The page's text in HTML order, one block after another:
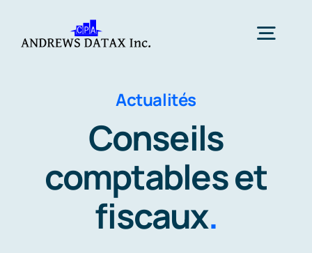
Accueil
Services
Actualités
Conseils
comptables et
fiscaux.